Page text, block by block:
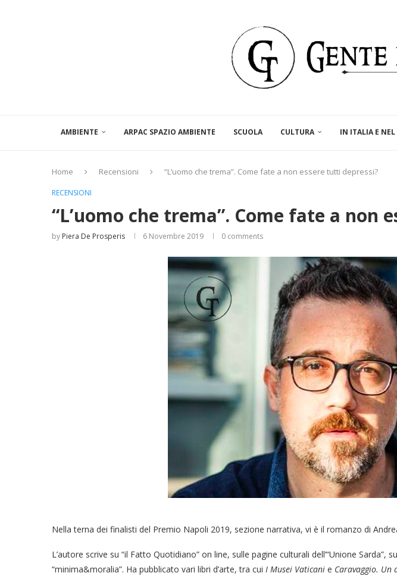
AMBIENTE ARPAC SPAZIO AMBIENTE SCUOLA CULTURA IN ITALIA E
Home Recensioni “L’uomo che trema”. Come fate a non essere tutti depressi?
RECENSIONI
“L’uomo che trema”. Come fate a non
by Piera De Prosperis 6 Novembre 2019 0 comments
Nella terna dei finalisti del Premio Napoli 2019, sezione narrativa, vi è il romanzo di
L’autore scrive su “il Fatto Quotidiano” on line, sulle pagine culturali dell’“Unione Sarda”,
“minima&moralia”. Ha pubblicato vari libri d’arte, tra cui I Musei Vaticani e Caravaggio.